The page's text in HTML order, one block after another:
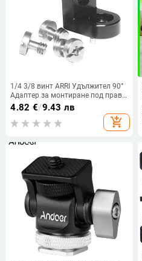
1/4 3/8 винт ARRI Удължител 90°
Адаптер за монтиране под прав
ъгъл за статив Монитор
Предаване на видео
изображение DSLR Скоба за
4.82 €/9.43 лв
add_shopping_cart